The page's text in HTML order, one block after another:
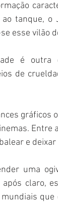
ao tanque,
esse vilão
é outra
de
Entre
e
uma
após claro,
que